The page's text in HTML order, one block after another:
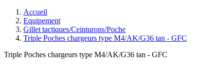
Accueil
Equipement
Gillet tactiques/Ceinturons/Poche
Triple Poches chargeurs type M4/AK/G36 tan - GFC
Triple Poches chargeurs type M4/AK/G36 tan - GFC